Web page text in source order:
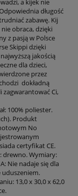
a kijek nie
długość
zabawę. Kij
obraca, dzięki
z pasją w Polsce
Skippi dzięki
jakością
dla dzieci,
przez
dokładną
zagwarantować Ci,
100% poliester.
Produkt
No
certyfikat CE.
drewno. Wymiary:
Nie nadaje się dla
uduszeniem.
13,0 x 30,0 x 62,0